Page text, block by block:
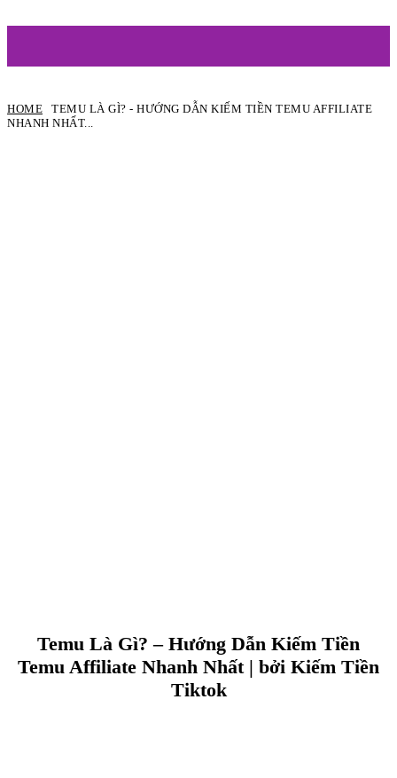
HOME
TEMU LÀ GÌ? - HƯỚNG DẪN KIẾM TIỀN TEMU AFFILIATE
NHANH NHẤT...
Temu Là Gì? – Hướng Dẫn Kiếm Tiền
Temu Affiliate Nhanh Nhất | bởi Kiếm Tiền
Tiktok